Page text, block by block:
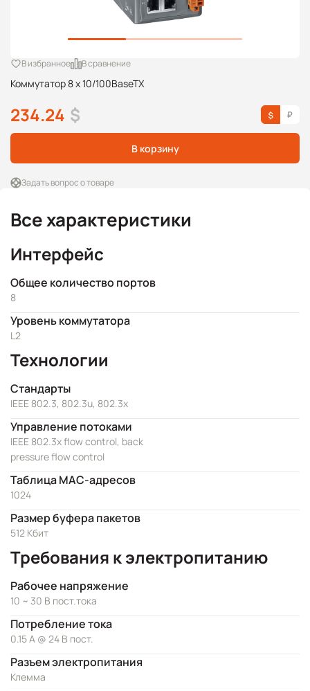
Коммутатор 8 x 10/100BaseTX
В избранное В сравнение
234.24 $
В корзину
Задать вопрос о товаре
Все характеристики
Интерфейс
Общее количество портов
8
Уровень коммутатора
L2
Технологии
Стандарты
IEEE 802.3, 802.3u, 802.3x
Управление потоками
IEEE 802.3x flow control, back
pressure flow control
Таблица MAC-адресов
1024
Размер буфера пакетов
512 Кбит
Требования к электропитанию
Рабочее напряжение
10 ~ 30 В пост.тока
Потребление тока
0.15 А @ 24 В пост.
Разъем электропитания
Клемма